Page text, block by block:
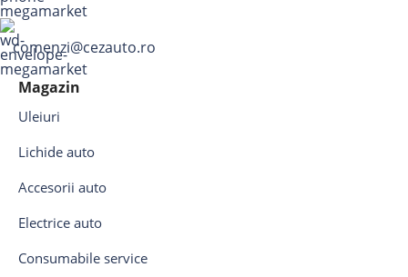
comenzi@cezauto.ro
Magazin
Uleiuri
Lichide auto
Accesorii auto
Electrice auto
Consumabile service